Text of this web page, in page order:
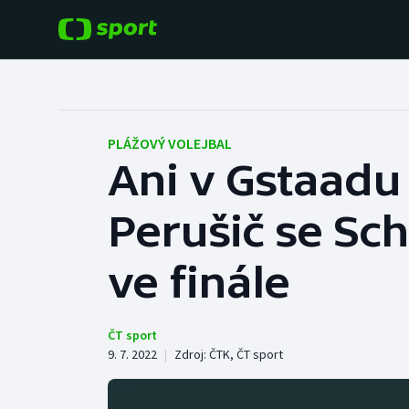
Fotbal
Hokej
Tenis
Baseball a softbal
Basketbal
PLÁŽOVÝ VOLEJBAL
Ani v
Perušič se
ve finále
ČT sport
9. 7. 2022 | Zdroj: ČTK, ČT sport